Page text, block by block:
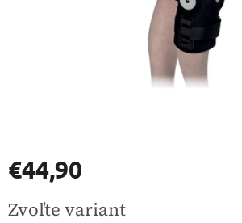
€44,90
cena:
Zvoľte variant